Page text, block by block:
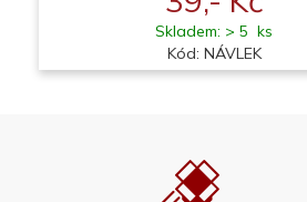
Skladem: > 5 ks
Kód: NÁVLEK